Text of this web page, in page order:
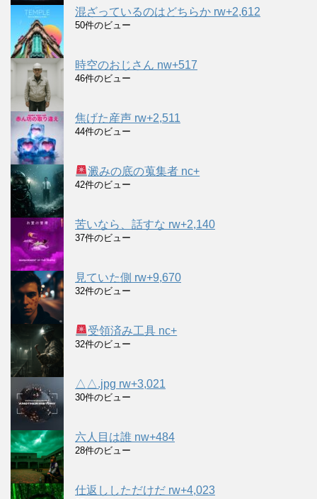
混ざっているのはどちらか rw+2,612
50件のビュー
時空のおじさん nw+517
46件のビュー
焦げた産声 rw+2,511
44件のビュー
澱みの底の蒐集者 nc+
42件のビュー
苦いなら、話すな rw+2,140
37件のビュー
見ていた側 rw+9,670
32件のビュー
受領済み工具 nc+
32件のビュー
△△.jpg rw+3,021
30件のビュー
六人目は誰 nw+484
28件のビュー
仕返ししただけだ rw+4,023